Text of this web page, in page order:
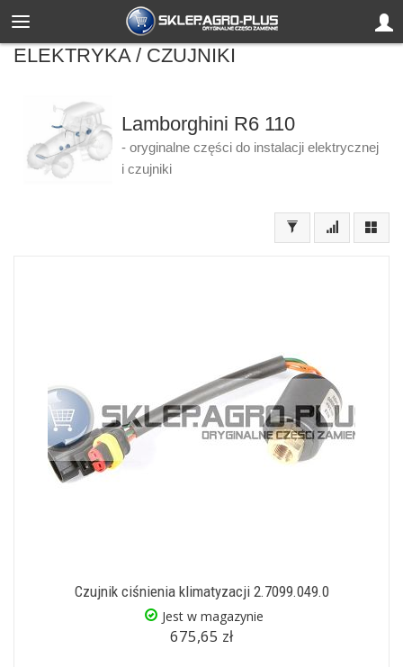
ELEKTRYKA / CZUJNIKI
Lamborghini R6 110
- oryginalne części do instalacji elektrycznej
i czujniki
Czujnik ciśnienia klimatyzacji 2.7099.049.0
Jest w magazynie
675,65 zł